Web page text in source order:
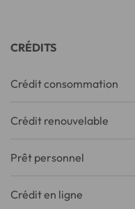
CRÉDITS
Crédit consommation
Crédit renouvelable
Prêt personnel
Crédit en ligne